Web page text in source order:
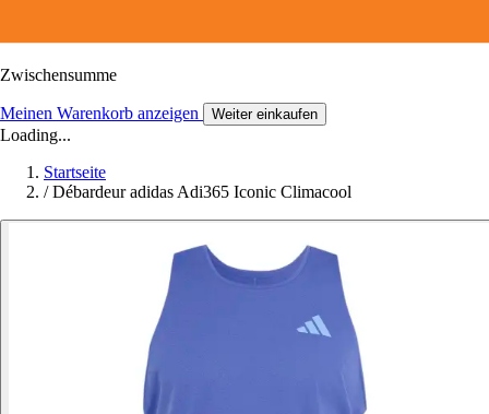
Zwischensumme
Meinen Warenkorb anzeigen Weiter einkaufen
Loading...
Startseite
/ Débardeur adidas Adi365 Iconic Climacool